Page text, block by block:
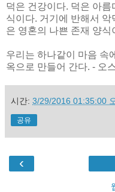
덕은 건강이다. 덕은 아
식이다. 거기에 반해서
은 영혼의 나쁜 존재 양식
우리는 하나같이 마음 속
옥으로 만들어 간다. - 오
시간: 3/29/2016 01:35:00
공유
‹